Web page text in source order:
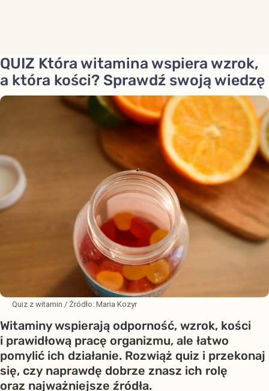
QUIZ Która witamina wspiera wzrok,
a która kości? Sprawdź swoją wiedzę
Quiz z witamin / Źródło: Maria Kozyr
Witaminy wspierają odporność, wzrok, kości
i prawidłową pracę organizmu, ale łatwo
pomylić ich działanie. Rozwiąż quiz i przekonaj
się, czy naprawdę dobrze znasz ich rolę
oraz najważniejsze źródła.